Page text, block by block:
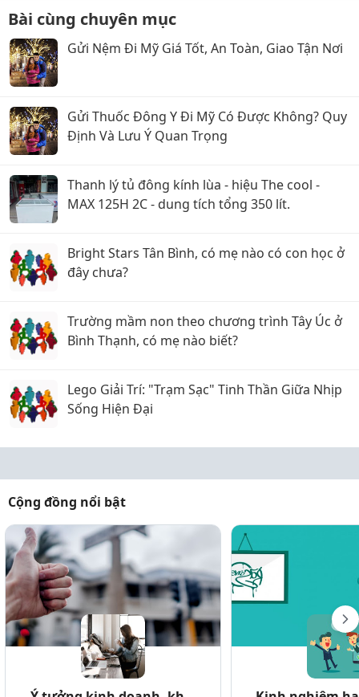
Bài cùng chuyên mục
Gửi Nệm Đi Mỹ Giá Tốt, An Toàn, Giao Tận Nơi
Gửi Thuốc Đông Y Đi Mỹ Có Được Không? Quy
Định Và Lưu Ý Quan Trọng
Thanh lý tủ đông kính lùa - hiệu The cool -
MAX 125H 2C - dung tích tổng 350 lít.
Bright Stars Tân Bình, có mẹ nào có con học ở
đây chưa?
Trường mầm non theo chương trình Tây Úc ở
Bình Thạnh, có mẹ nào biết?
Lego Giải Trí: "Trạm Sạc" Tinh Thần Giữa Nhịp
Sống Hiện Đại
Cộng đồng nổi bật